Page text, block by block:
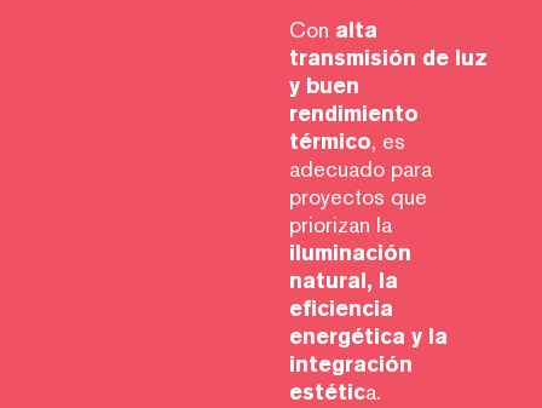
Con alta
transmisión de luz
y buen
rendimiento
térmico, es
adecuado para
proyectos que
priorizan la
iluminación
natural, la
eficiencia
energética y la
integración
estética.